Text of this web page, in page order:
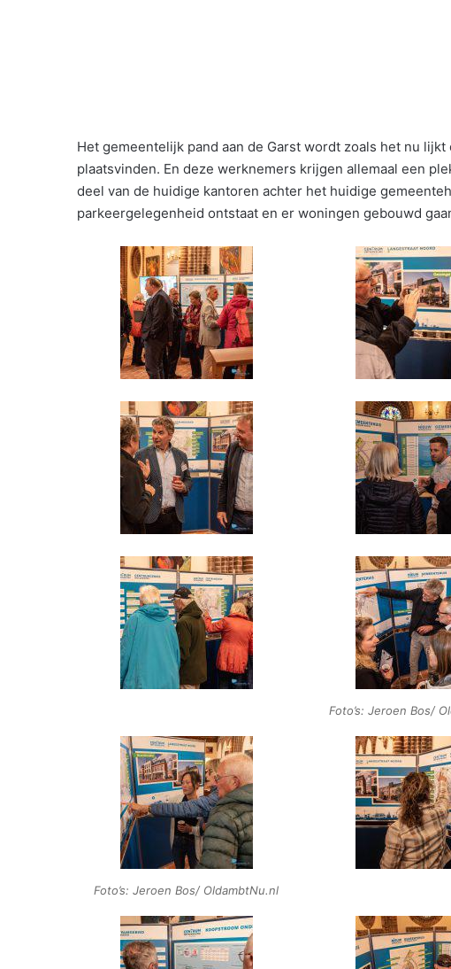
Het gemeentelijk pand aan de Garst wordt zoals het nu
plaatsvinden. En deze werknemers krijgen allemaal een
deel van de huidige kantoren achter het huidige
parkeergelegenheid ontstaat en er woningen gebouwd
Foto’s: Jeroen Bos/
Foto’s: Jeroen Bos/ OldambtNu.nl